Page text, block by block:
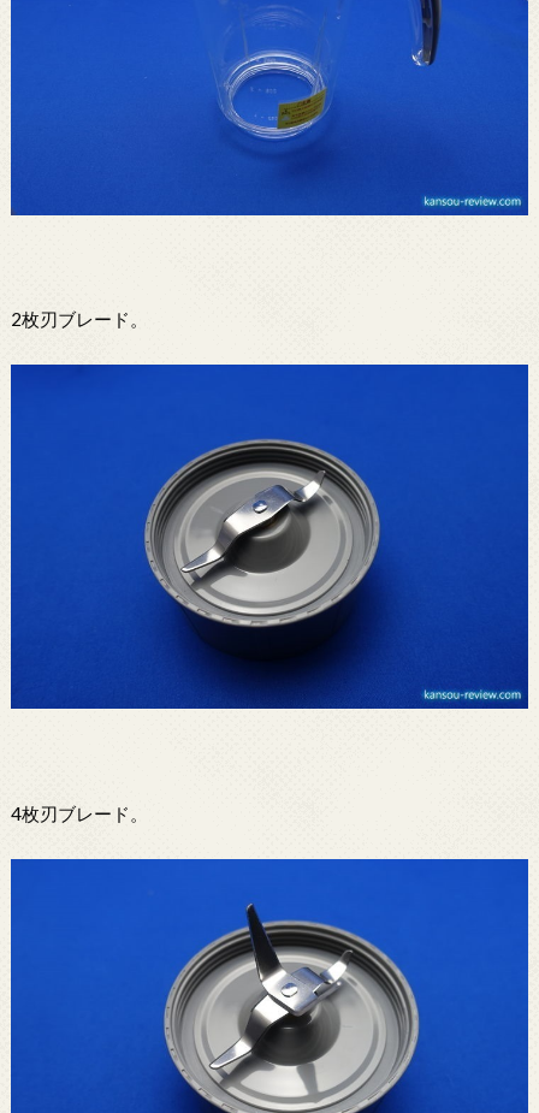
2枚刃ブレード。
4枚刃ブレード。